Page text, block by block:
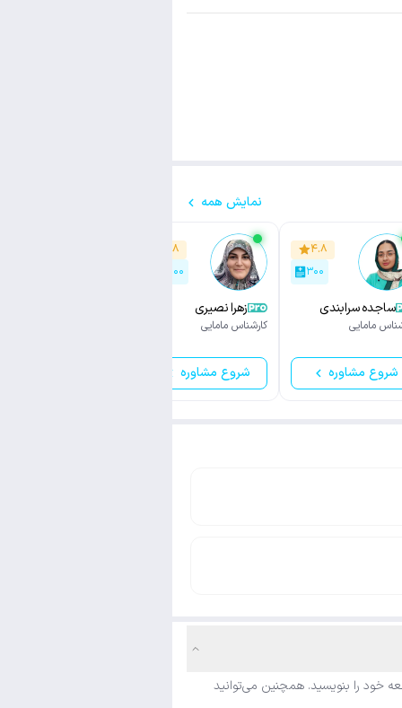
نمایش همه
۴.۸
۳۰۰
ساجده سرابندی
مامایی
شروع مشاوره
۴.۸
۳,۰۰۰
زهرا نصیری
کارشناس مامایی
شروع مشاوره
خود را بنویسید. همچنین می‌توانید